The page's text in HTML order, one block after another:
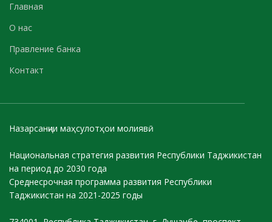
Главная
О нас
Правление банка
Контакт
Назарсанҷии маҳсулотҳои молиявӣ
Национальная стратегия развития Республики Таджикистан
на период до 2030 года
Среднесрочная программа развития Республики
Таджикистан на 2021-2025 годы